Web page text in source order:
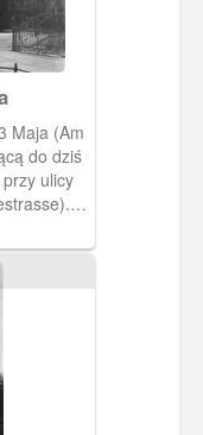
Maja (Am
do dziś
ulicy
Fot.